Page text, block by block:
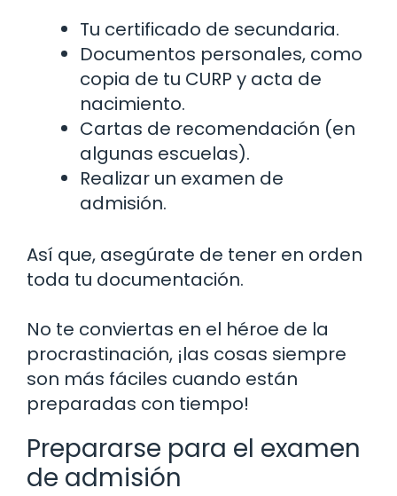
Tu certificado de secundaria.
Documentos personales, como
copia de tu CURP y acta de
nacimiento.
Cartas de recomendación (en
algunas escuelas).
Realizar un examen de
admisión.
Así que, asegúrate de tener en orden
toda tu documentación.
No te conviertas en el héroe de la
procrastinación, ¡las cosas siempre
son más fáciles cuando están
preparadas con tiempo!
Prepararse para el examen
de admisión